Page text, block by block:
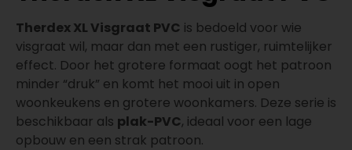
Therdex XL Visgraat PVC is bedoeld voor wie
visgraat wil, maar dan met een rustiger, ruimtelijker
effect. Door het grotere formaat oogt het patroon
minder “druk” en komt het mooi uit in open
woonkeukens en grotere woonkamers. Deze serie is
beschikbaar als plak-PVC, ideaal voor een lage
opbouw en een strak patroon.